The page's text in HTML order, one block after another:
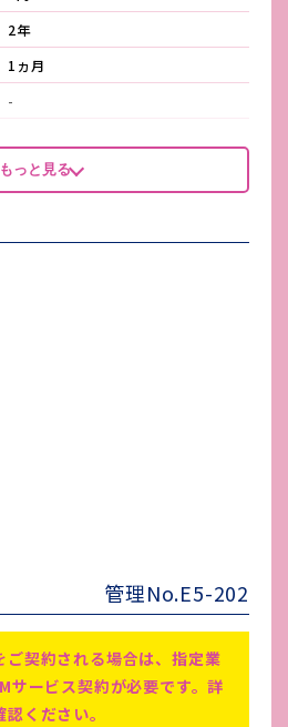
2年
1ヵ月
-
-
-
-
連帯保証人必須 転貸不可 定期借家
解約違約金有(1年未満4ヵ月分、
2年未満2ヵ月分) 家賃保証興和アシ
スト株式会社(初回100％、更新料
もっと見る
管理No.E5-202
ご契約される場合は、指定業
サービス契約が必要です。詳
ください。